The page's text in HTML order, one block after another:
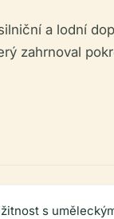
a lodní
zahrnoval
s